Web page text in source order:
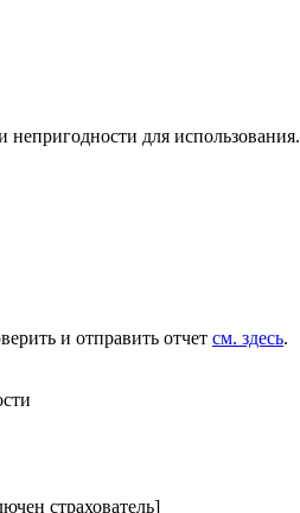
для использования.
и отправить отчет см. здесь.
страхователь]